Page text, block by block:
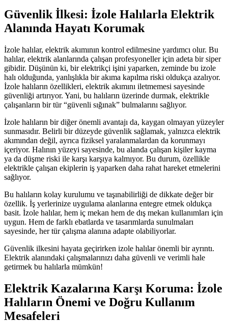
Güvenlik İlkesi: İzole Halılarla Elektrik
Alanında Hayatı Korumak
İzole halılar, elektrik akımının kontrol edilmesine yardımcı olur. Bu
halılar, elektrik alanlarında çalışan profesyoneller için adeta bir siper
gibidir. Düşünün ki, bir elektrikçi işini yaparken, zeminde bu izole
halı olduğunda, yanlışlıkla bir akıma kapılma riski oldukça azalıyor.
İzole halıların özellikleri, elektrik akımını iletmemesi sayesinde
güvenliği artırıyor. Yani, bu halıların üzerinde durmak, elektrikle
çalışanların bir tür “güvenli sığınak” bulmalarını sağlıyor.
İzole halıların bir diğer önemli avantajı da, kaygan olmayan yüzeyler
sunmasıdır. Belirli bir düzeyde güvenlik sağlamak, yalnızca elektrik
akımından değil, ayrıca fiziksel yaralanmalardan da korunmayı
içeriyor. Halının yüzeyi sayesinde, bu alanda çalışan kişiler kayma
ya da düşme riski ile karşı karşıya kalmıyor. Bu durum, özellikle
elektrikle çalışan ekiplerin iş yaparken daha rahat hareket etmelerini
sağlıyor.
Bu halıların kolay kurulumu ve taşınabilirliği de dikkate değer bir
özellik. İş yerlerinize uygulama alanlarına entegre etmek oldukça
basit. İzole halılar, hem iç mekan hem de dış mekan kullanımları için
uygun. Hem de farklı ebatlarda ve tasarımlarda sunulmaları
sayesinde, her tür çalışma alanına adapte olabiliyorlar.
Güvenlik ilkesini hayata geçirirken izole halılar önemli bir ayrıntı.
Elektrik alanındaki çalışmalarınızı daha güvenli ve verimli hale
getirmek bu halılarla mümkün!
Elektrik Kazalarına Karşı Koruma: İzole
Halıların Önemi ve Doğru Kullanım
Mesafeleri